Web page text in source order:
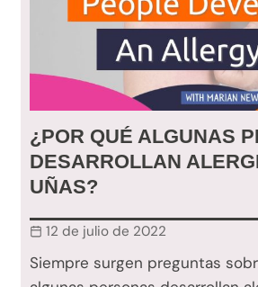
¿POR QUÉ ALGUNAS
DESARROLLAN
UÑAS?
12 de julio de 2022
Siempre surgen preguntas